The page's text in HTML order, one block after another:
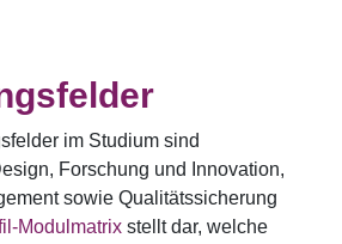
im Studium sind
Forschung und Innovation,
sowie Qualitätssicherung
Modulmatrix stellt dar, welche